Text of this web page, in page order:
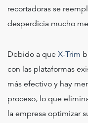
recortadoras se
desperdicia mucho
Debido a que X-Trim
con las plataformas
más efectivo y hay
proceso, lo que
la empresa optimizar